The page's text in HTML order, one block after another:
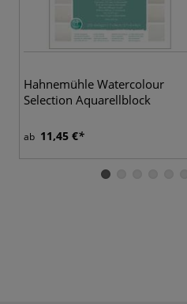
Hahnemühle Watercolour
Selection Aquarellblock
ab 11,45 €